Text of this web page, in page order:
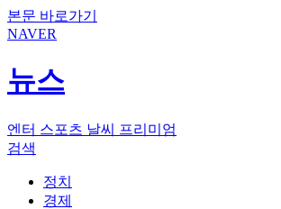
본문 바로가기
NAVER
뉴스
엔터 스포츠 날씨
프리미엄
검색
정치
경제